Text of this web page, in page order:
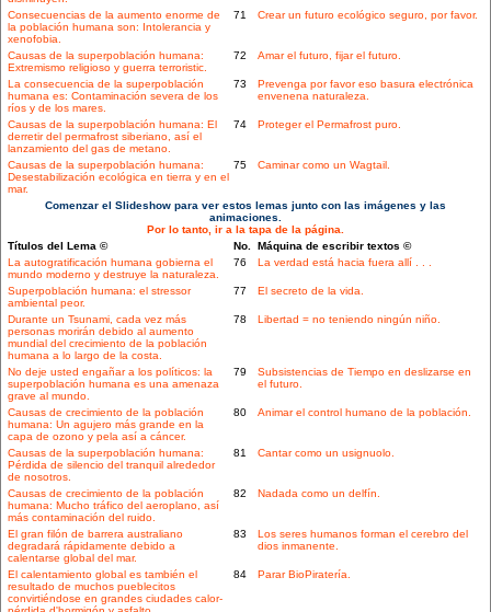
Consecuencias de la aumento enorme de
la población humana son: Intolerancia y
xenofobia.
71 Crear un futuro ecológico seguro, por favor.
Causas de la superpoblación humana:
Extremismo religioso y guerra terroristic.
72 Amar el futuro, fijar el futuro.
La consecuencia de la superpoblación
humana es: Contaminación severa de los
ríos y de los mares.
73
Prevenga por favor eso basura electrónica
envenena naturaleza.
Causas de la superpoblación humana: El
derretir del permafrost siberiano, así el
lanzamiento del gas de metano.
74 Proteger el Permafrost puro.
Causas de la superpoblación humana:
Desestabilización ecológica en tierra y en el
mar.
75 Caminar como un Wagtail.
Comenzar el Slideshow para ver estos lemas junto con las imágenes y las
animaciones.
Por lo tanto, ir a la tapa de la página.
Títulos del Lema ©
No. Máquina de escribir textos ©
La autogratificación humana gobierna el
mundo moderno y destruye la naturaleza.
76 La verdad está hacia fuera allí . . .
Superpoblación humana: el stressor
ambiental peor.
77 El secreto de la vida.
Durante un Tsunami, cada vez más
personas morirán debido al aumento
mundial del crecimiento de la población
humana a lo largo de la costa.
78 Libertad = no teniendo ningún niño.
No deje usted engañar a los políticos: la
superpoblación humana es una amenaza
grave al mundo.
79
Subsistencias de Tiempo en deslizarse en
el futuro.
Causas de crecimiento de la población
humana: Un agujero más grande en la
capa de ozono y pela así a cáncer.
80 Animar el control humano de la población.
Causas de la superpoblación humana:
Pérdida de silencio del tranquil alrededor
de nosotros.
81 Cantar como un usignuolo.
Causas de crecimiento de la población
humana: Mucho tráfico del aeroplano, así
más contaminación del ruido.
82 Nadada como un delfín.
El gran filón de barrera australiano
degradará rápidamente debido a
calentarse global del mar.
83
Los seres humanos forman el cerebro del
dios inmanente.
El calentamiento global es también el
resultado de muchos pueblecitos
convirtiéndose en grandes ciudades calor-
84 Parar BioPiratería.